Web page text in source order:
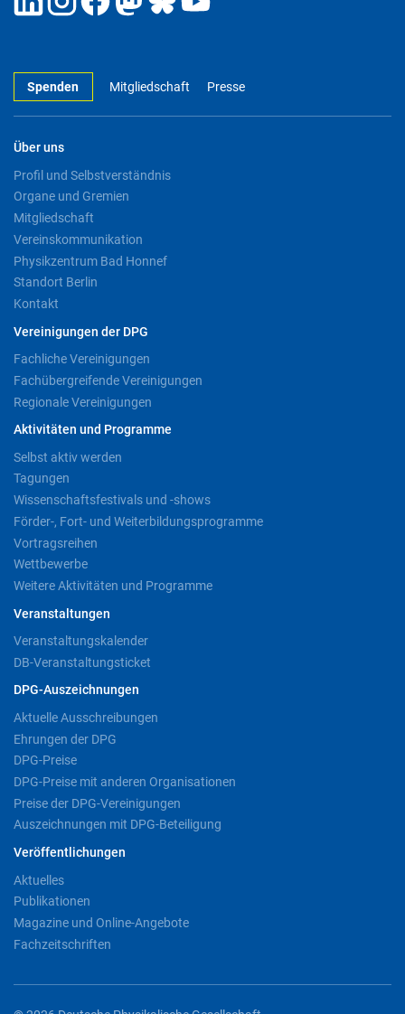
Spenden Mitgliedschaft Presse
Über uns
Profil und Selbstverständnis
Organe und Gremien
Mitgliedschaft
Vereinskommunikation
Physikzentrum Bad Honnef
Standort Berlin
Kontakt
Vereinigungen der DPG
Fachliche Vereinigungen
Fachübergreifende Vereinigungen
Regionale Vereinigungen
Aktivitäten und Programme
Selbst aktiv werden
Tagungen
Wissenschaftsfestivals und -shows
Förder-, Fort- und Weiterbildungsprogramme
Vortragsreihen
Wettbewerbe
Weitere Aktivitäten und Programme
Veranstaltungen
Veranstaltungskalender
DB-Veranstaltungsticket
DPG-Auszeichnungen
Aktuelle Ausschreibungen
Ehrungen der DPG
DPG-Preise
DPG-Preise mit anderen Organisationen
Preise der DPG-Vereinigungen
Auszeichnungen mit DPG-Beteiligung
Veröffentlichungen
Aktuelles
Publikationen
Magazine und Online-Angebote
Fachzeitschriften